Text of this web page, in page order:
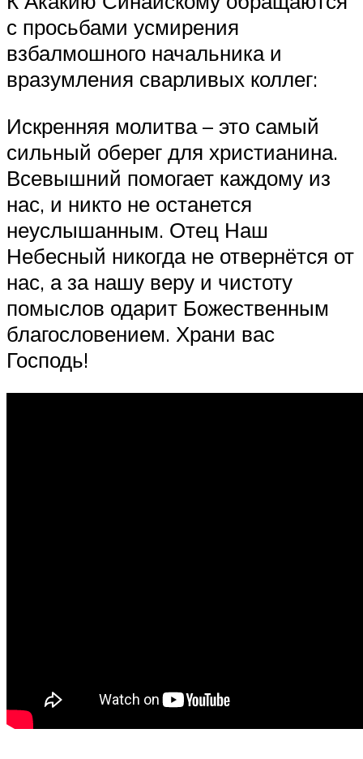
с просьбами усмирения
взбалмошного начальника и
вразумления сварливых коллег:
Искренняя молитва – это самый
сильный оберег для христианина.
Всевышний помогает каждому из
нас, и никто не останется
неуслышанным. Отец Наш
Небесный никогда не отвернётся от
нас, а за нашу веру и чистоту
помыслов одарит Божественным
благословением. Храни вас
Господь!